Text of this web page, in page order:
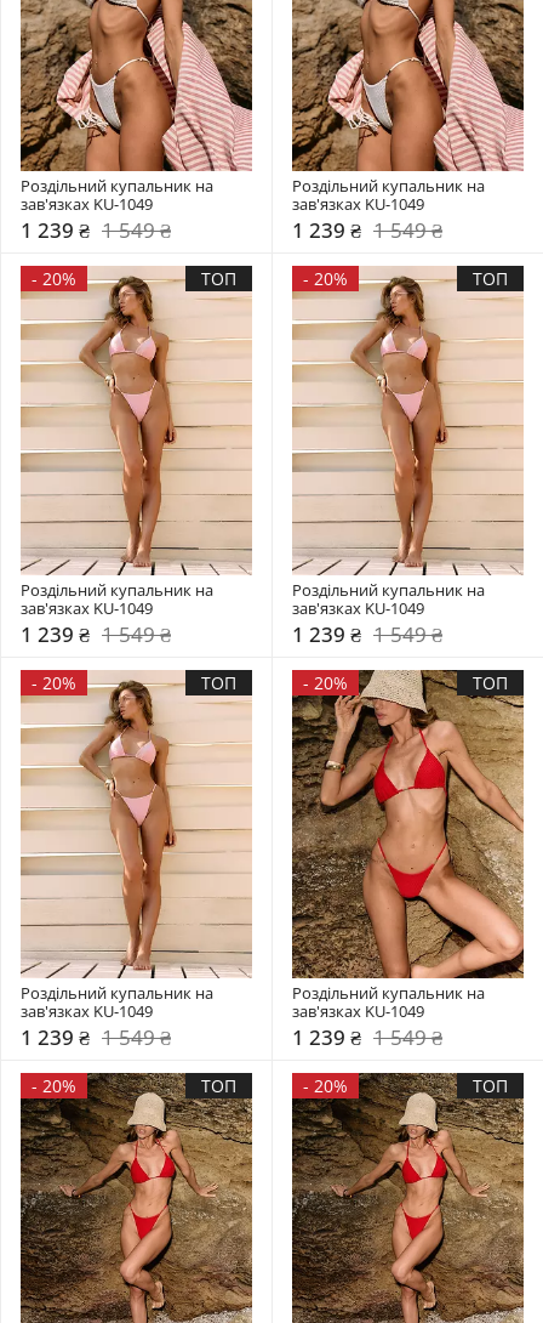
Роздільний купальник на
зав'язках KU-1049
1 239 ₴ 1 549 ₴
Роздільний купальник на
зав'язках KU-1049
1 239 ₴ 1 549 ₴
- 20% ТОП
Роздільний купальник на
зав'язках KU-1049
1 239 ₴ 1 549 ₴
- 20% ТОП
Роздільний купальник на
зав'язках KU-1049
1 239 ₴ 1 549 ₴
- 20% ТОП
Роздільний купальник на
зав'язках KU-1049
1 239 ₴ 1 549 ₴
- 20% ТОП
Роздільний купальник на
зав'язках KU-1049
1 239 ₴ 1 549 ₴
- 20% ТОП - 20% ТОП